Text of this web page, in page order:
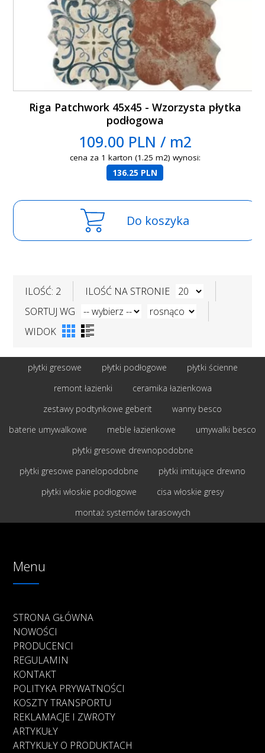
Riga Patchwork 45x45 - Wzorzysta płytka
podłogowa
109.00 PLN / m2
cena za 1 karton (1.25 m2) wynosi:
136.25 PLN
Do koszyka
ILOŚĆ: 2
ILOŚĆ NA STRONIE
SORTUJ WG
WIDOK
płytki gresowe płytki podłogowe
płytki ścienne
remont łazienki
ceramika łazienkowa
zestawy podtynkowe geberit
wanny besco
baterie umywalkowe
meble łazienkowe
umywalki besco
płytki gresowe drewnopodobne
płytki gresowe panelopodobne
płytki imitujące drewno
płytki włoskie podłogowe
cisa włoskie gresy
montaż systemów tarasowych
Menu
STRONA GŁÓWNA
NOWOŚCI
PRODUCENCI
REGULAMIN
KONTAKT
POLITYKA PRYWATNOŚCI
KOSZTY TRANSPORTU
REKLAMACJE I ZWROTY
ARTYKUŁY
ARTYKUŁY O PRODUKTACH